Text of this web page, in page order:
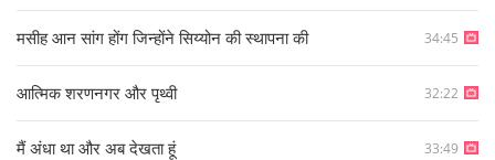
मसीह आन सांग होंग जिन्होंने सिय्योन की स्थापना की 34:45
आत्मिक शरणनगर और पृथ्वी 32:22
मैं अंधा था और अब देखता हूं 33:49